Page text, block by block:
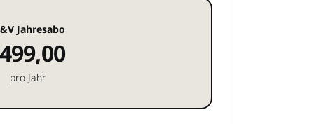
Jahresabo
499,00
pro Jahr